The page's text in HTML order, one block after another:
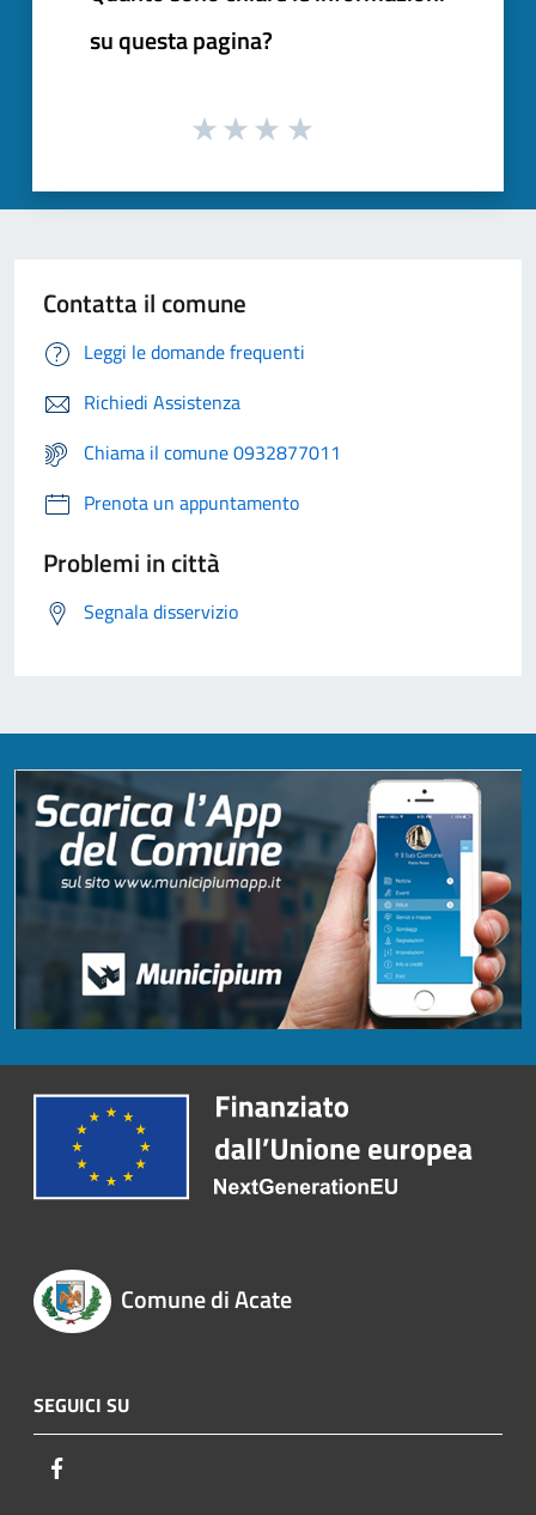
su questa pagina?
Contatta il comune
Leggi le domande frequenti
Richiedi Assistenza
Chiama il comune 0932877011
Prenota un appuntamento
Problemi in città
Segnala disservizio
Comune di Acate
SEGUICI SU